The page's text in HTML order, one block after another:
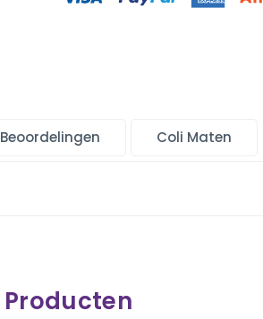
Beoordelingen Coli Maten
Producten